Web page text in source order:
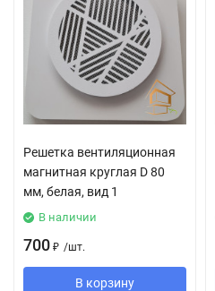
Решетка вентиляционная
магнитная круглая D 80
мм, белая, вид 1
В наличии
700 ₽ /шт.
В корзину